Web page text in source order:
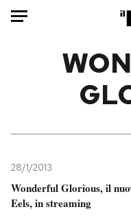
Mondo
Tecnologia
Internet
28/1/2013
Wonderful Glorious, il
Eels, in streaming